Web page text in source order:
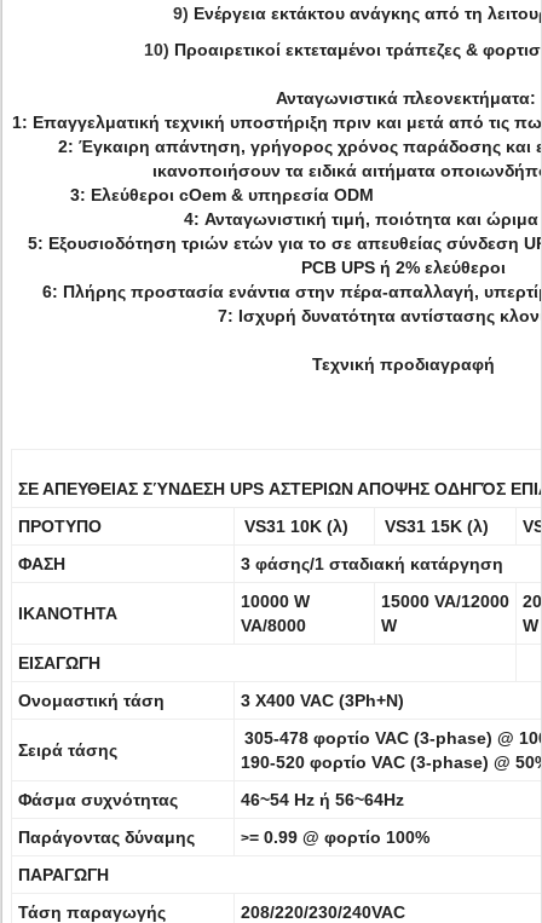
9) Ενέργεια εκτάκτου ανάγκης από τη
10) Προαιρετικοί εκτεταμένοι τράπεζες &
Ανταγωνιστικά πλεονεκτήματα:
1: Επαγγελματική τεχνική υποστήριξη πριν
2: Έγκαιρη απάντηση, γρήγορος χρόνος παράδοσης και
ικανοποιήσουν τα ειδικά αιτήματα
3: Ελεύθεροι cOem &
4: Ανταγωνιστική τιμή, ποιότητα και
5: Εξουσιοδότηση τριών ετών για το σε απευθείας σύνδεση
PCB UPS ή 2% ελεύθεροι
6: Πλήρης προστασία ενάντια στην πέρα-απαλλαγή,
7: Ισχυρή δυνατότητα αντίστασης
Τεχνική προδιαγραφή
ΣΕ ΑΠΕΥΘΕΙΑΣ ΣΎΝΔΕΣΗ UPS ΑΣΤΕΡΙΩΝ ΑΠΟΨΗΣ ΟΔΗΓΌΣ
ΠΡΟΤΥΠΟ
VS31 10K (λ) VS31 15K (λ)
ΦΑΣΗ
3 φάσης/1 σταδιακή κατάργηση
ΙΚΑΝΟΤΗΤΑ
10000 W
VA/8000
15000 VA/12000
W
W
ΕΙΣΑΓΩΓΗ
Ονομαστική τάση
3 X400 VAC (3Ph+N)
Σειρά τάσης
305-478 φορτίο VAC (3-phase) @
190-520 φορτίο VAC (3-phase) @
Φάσμα συχνότητας
46~54 Hz ή 56~64Hz
Παράγοντας δύναμης
>= 0.99 @ φορτίο 100%
ΠΑΡΑΓΩΓΗ
Τάση παραγωγής
208/220/230/240VAC